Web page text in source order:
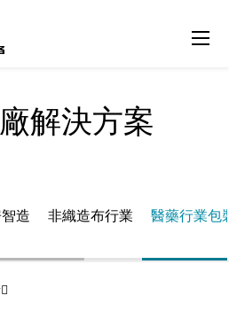
解決方案
造 非織造布行業 醫藥行業包